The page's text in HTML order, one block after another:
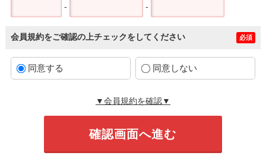
- -
会員規約をご確認の上チェックをしてください 必須
同意する 同意しない
▼会員規約を確認▼